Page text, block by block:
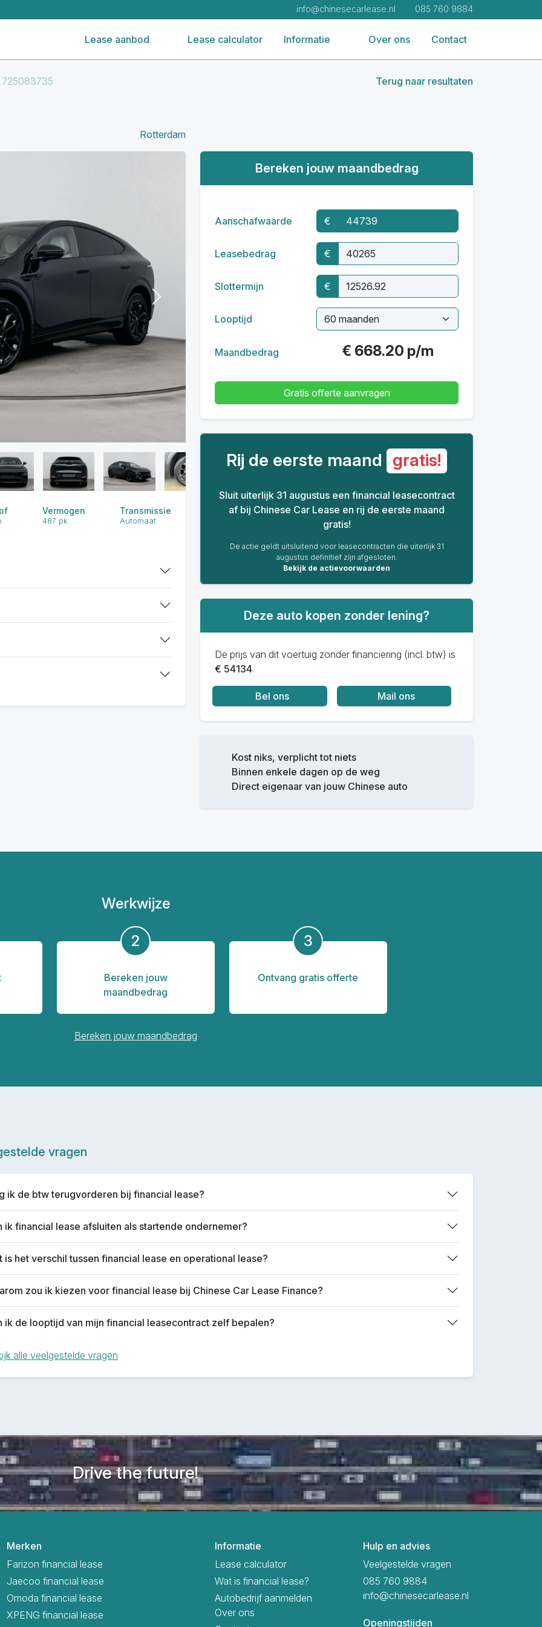
info@chinesecarlease.nl 085 760 9884
Lease aanbod Lease calculator Informatie Over ons Contact
725083735 Terug naar resultaten
Rotterdam
Next
Vermogen
487 pk
Transmissie
Automaat
Bereken jouw maandbedrag
Aanschafwaarde €
Leasebedrag €
Slottermijn €
Looptijd
Maandbedrag € 668.20 p/m
Gratis offerte aanvragen
Rij de eerste maand gratis!
Sluit uiterlijk 31 augustus een financial leasecontract
af bij Chinese Car Lease en rij de eerste maand
gratis!
De actie geldt uitsluitend voor leasecontracten die uiterlijk 31
augustus definitief zijn afgesloten.
Bekijk de actievoorwaarden
Deze auto kopen zonder lening?
De prijs van dit voertuig zonder financiering (incl. btw) is
€ 54134.
Bel ons Mail ons
Kost niks, verplicht tot niets
Binnen enkele dagen op de weg
Direct eigenaar van jouw Chinese auto
Werkwijze
2
Bereken jouw
maandbedrag
3
Ontvang gratis offerte
Bereken jouw maandbedrag
vragen
ik de btw terugvorderen bij financial lease?
ik financial lease afsluiten als startende ondernemer?
is het verschil tussen financial lease en operational lease?
zou ik kiezen voor financial lease bij Chinese Car Lease Finance?
ik de looptijd van mijn financial leasecontract zelf bepalen?
alle veelgestelde vragen
Drive the future!
Merken
Farizon financial lease
Jaecoo financial lease
Omoda financial lease
XPENG financial lease
Informatie
Lease calculator
Wat is financial lease?
Autobedrijf aanmelden
Over ons
Hulp en advies
Veelgestelde vragen
085 760 9884
info@chinesecarlease.nl
Openingstijden